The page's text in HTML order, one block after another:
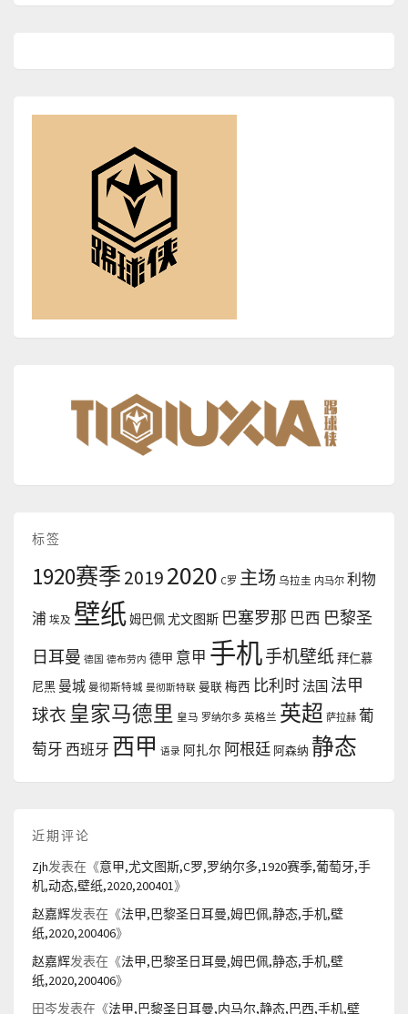
标签
1920赛季20192020 C罗 主场 乌拉圭 内马尔 利物
浦 埃及 壁纸姆巴佩尤文图斯 巴塞罗那 巴西 巴黎圣
日耳曼 德国 德布劳内 德甲 意甲 手机手机壁纸拜仁慕
尼黑 曼城 曼彻斯特城 曼彻斯特联 曼联梅西 比利时法国 法甲
球衣 皇家马德里 皇马 罗纳尔多 英格兰 英超 萨拉赫 葡
萄牙 西班牙 西甲 语录 阿扎尔 阿根廷 阿森纳 静态
近期评论
Zjh发表在《意甲,尤文图斯,C罗,罗纳尔多,1920赛季,葡萄牙,手
机,动态,壁纸,2020,200401》
赵嘉辉发表在《法甲,巴黎圣日耳曼,姆巴佩,静态,手机,壁
纸,2020,200406》
赵嘉辉发表在《法甲,巴黎圣日耳曼,姆巴佩,静态,手机,壁
纸,2020,200406》
田岑发表在《法甲,巴黎圣日耳曼,内马尔,静态,巴西,手机,壁